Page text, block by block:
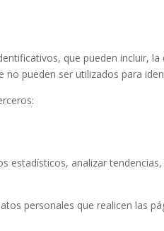
que pueden incluir,
pueden ser utilizados para
estadísticos, analizar
personales que realicen las